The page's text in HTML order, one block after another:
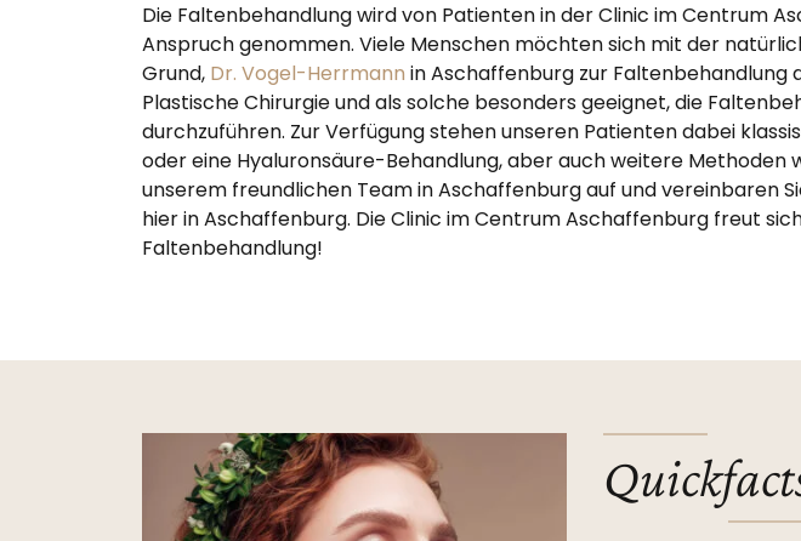
Die Faltenbehandlung wird von Patienten in der Clinic im Centrum
Anspruch genommen. Viele Menschen möchten sich mit der
Grund, Dr. Vogel-Herrmann in Aschaffenburg zur Faltenbehandlung
Plastische Chirurgie und als solche besonders geeignet, die
durchzuführen. Zur Verfügung stehen unseren Patienten dabei
oder eine Hyaluronsäure-Behandlung, aber auch weitere Methoden
unserem freundlichen Team in Aschaffenburg auf und vereinbaren
hier in Aschaffenburg. Die Clinic im Centrum Aschaffenburg freut
Faltenbehandlung!